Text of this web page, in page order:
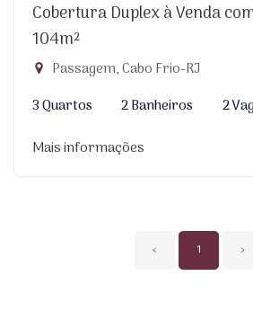
Cobertura Duplex à Venda
104m²
Passagem, Cabo Frio-RJ
3 Quartos
2 Banheiros 2
Mais informações
‹ 1 ›